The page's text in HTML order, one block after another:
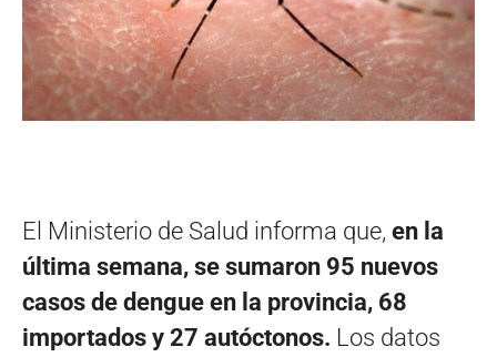
El Ministerio de Salud informa que, en la
última semana, se sumaron 95 nuevos
casos de dengue en la provincia, 68
importados y 27 autóctonos. Los datos